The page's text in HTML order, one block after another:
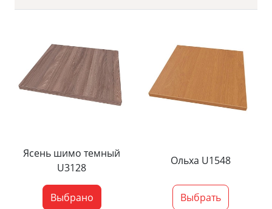
Ясень шимо темный
U3128
Выбрано
Ольха U1548
Выбрать